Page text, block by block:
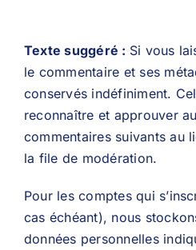
Texte suggéré : Si vous
le commentaire et ses
conservés indéfiniment.
reconnaître et approuver
commentaires suivants au
la file de modération.
Pour les comptes qui
cas échéant), nous
données personnelles